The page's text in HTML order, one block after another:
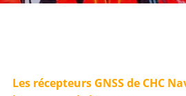
Les récepteurs GNSS de CHC